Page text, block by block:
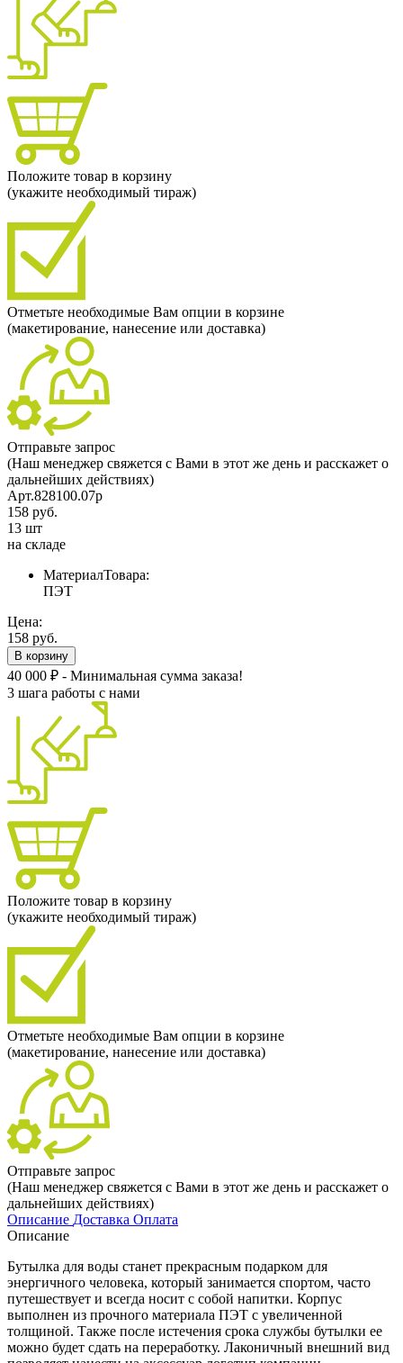
Положите товар в корзину
(укажите необходимый тираж)
Отметьте необходимые Вам опции в корзине
(макетирование, нанесение или доставка)
Отправьте запрос
(Наш менеджер свяжется с Вами в этот же день и расскажет о
дальнейших действиях)
Арт.828100.07p
158 руб.
13 шт
на складе
МатериалТовара:
ПЭТ
Цена:
158 руб.
В корзину
40 000 ₽ - Минимальная сумма заказа!
3 шага работы с нами
Положите товар в корзину
(укажите необходимый тираж)
Отметьте необходимые Вам опции в корзине
(макетирование, нанесение или доставка)
Отправьте запрос
(Наш менеджер свяжется с Вами в этот же день и расскажет о
дальнейших действиях)
Описание Доставка Оплата
Описание
Бутылка для воды станет прекрасным подарком для
энергичного человека, который занимается спортом, часто
путешествует и всегда носит с собой напитки. Корпус
выполнен из прочного материала ПЭТ с увеличенной
толщиной. Также после истечения срока службы бутылки ее
можно будет сдать на переработку. Лаконичный внешний вид